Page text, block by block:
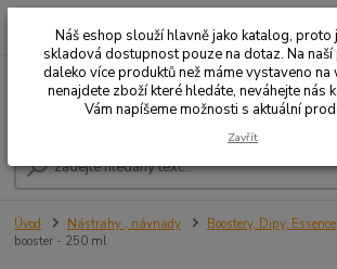
+420 732 707 573
Úvod Nástrahy , návnady Boostery, Dipy,
booster - 250 ml
Náš eshop slouží hlavně jako katalog, proto
skladová dostupnost pouze na dotaz. Na
daleko více produktů než máme vystaveno na
nenajdete zboží které hledáte, neváhejte nás
Vám napíšeme možnosti s aktuální
Zavřít